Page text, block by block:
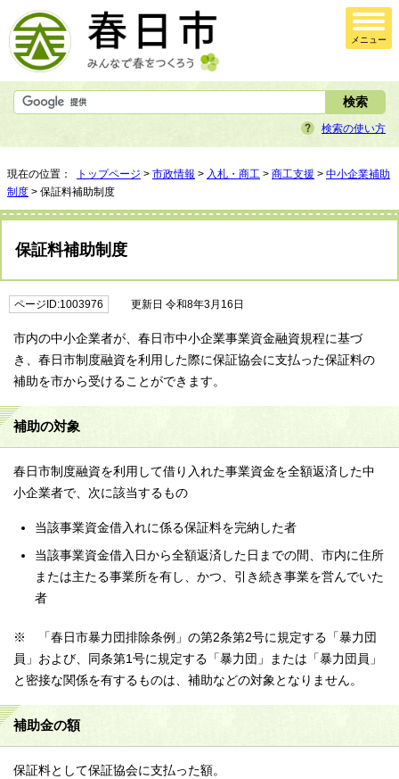
メニュー
検索の使い方
現在の位置： トップページ > 市政情報 > 入札・商工 > 商工支援 > 中小企業補助
制度 > 保証料補助制度
保証料補助制度
ページID:1003976 更新日 令和8年3月16日
市内の中小企業者が、春日市中小企業事業資金融資規程に基づ
き、春日市制度融資を利用した際に保証協会に支払った保証料の
補助を市から受けることができます。
補助の対象
春日市制度融資を利用して借り入れた事業資金を全額返済した中
小企業者で、次に該当するもの
当該事業資金借入れに係る保証料を完納した者
当該事業資金借入日から全額返済した日までの間、市内に住所
または主たる事業所を有し、かつ、引き続き事業を営んでいた
者
※ 「春日市暴力団排除条例」の第2条第2号に規定する「暴力団
員」および、同条第1号に規定する「暴力団」または「暴力団員」
と密接な関係を有するものは、補助などの対象となりません。
補助金の額
保証料として保証協会に支払った額。